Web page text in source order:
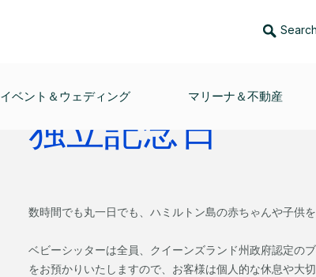
Search
イベント＆ウェディング マリーナ＆不動産
独立記念日
数時間でも丸一日でも、ハミルトン島の赤ちゃんや子供
ベビーシッターは全員、クイーンズランド州政府認定の
をお預かりいたしますので、お客様は個人的な休息や大